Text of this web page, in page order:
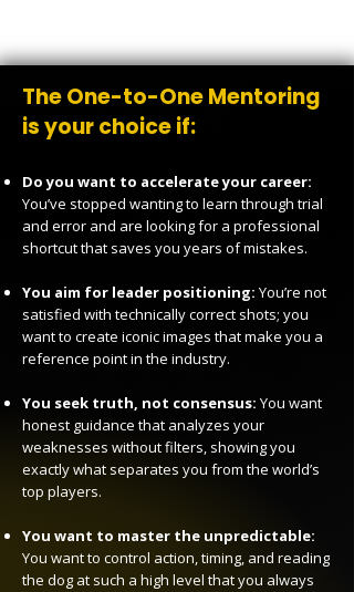
The One-to-One Mentoring
is your choice if:
Do you want to accelerate your career:
You’ve stopped wanting to learn through trial
and error and are looking for a professional
shortcut that saves you years of mistakes.
You aim for leader positioning: You’re not
satisfied with technically correct shots; you
want to create iconic images that make you a
reference point in the industry.
You seek truth, not consensus: You want
honest guidance that analyzes your
weaknesses without filters, showing you
exactly what separates you from the world’s
top players.
You want to master the unpredictable:
You want to control action, timing, and reading
the dog at such a high level that you always